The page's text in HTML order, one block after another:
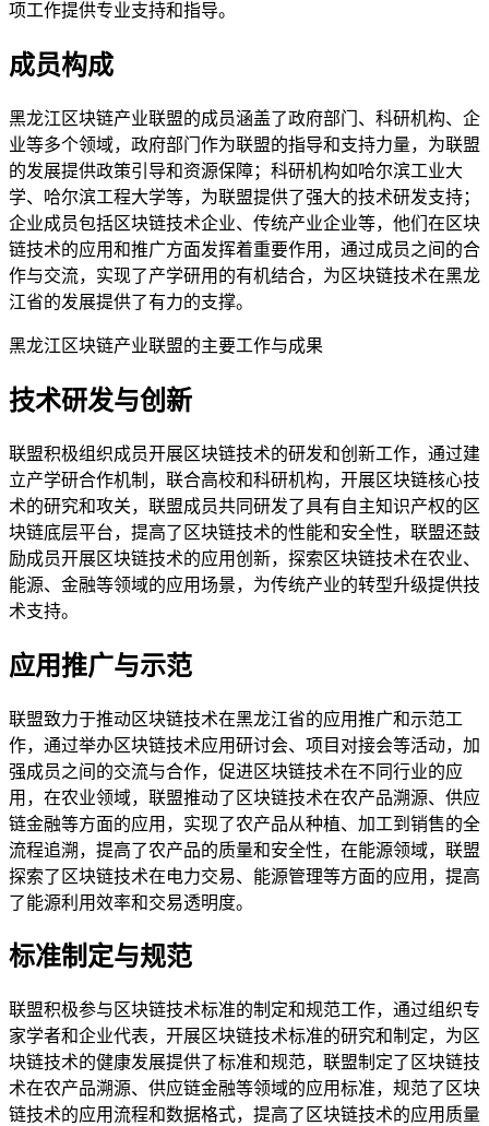
项工作提供专业支持和指导。
成员构成
黑龙江区块链产业联盟的成员涵盖了政府部门、科研机构、企
业等多个领域，政府部门作为联盟的指导和支持力量，为联盟
的发展提供政策引导和资源保障；科研机构如哈尔滨工业大
学、哈尔滨工程大学等，为联盟提供了强大的技术研发支持；
企业成员包括区块链技术企业、传统产业企业等，他们在区块
链技术的应用和推广方面发挥着重要作用，通过成员之间的合
作与交流，实现了产学研用的有机结合，为区块链技术在黑龙
江省的发展提供了有力的支撑。
黑龙江区块链产业联盟的主要工作与成果
技术研发与创新
联盟积极组织成员开展区块链技术的研发和创新工作，通过建
立产学研合作机制，联合高校和科研机构，开展区块链核心技
术的研究和攻关，联盟成员共同研发了具有自主知识产权的区
块链底层平台，提高了区块链技术的性能和安全性，联盟还鼓
励成员开展区块链技术的应用创新，探索区块链技术在农业、
能源、金融等领域的应用场景，为传统产业的转型升级提供技
术支持。
应用推广与示范
联盟致力于推动区块链技术在黑龙江省的应用推广和示范工
作，通过举办区块链技术应用研讨会、项目对接会等活动，加
强成员之间的交流与合作，促进区块链技术在不同行业的应
用，在农业领域，联盟推动了区块链技术在农产品溯源、供应
链金融等方面的应用，实现了农产品从种植、加工到销售的全
流程追溯，提高了农产品的质量和安全性，在能源领域，联盟
探索了区块链技术在电力交易、能源管理等方面的应用，提高
了能源利用效率和交易透明度。
标准制定与规范
联盟积极参与区块链技术标准的制定和规范工作，通过组织专
家学者和企业代表，开展区块链技术标准的研究和制定，为区
块链技术的健康发展提供了标准和规范，联盟制定了区块链技
术在农产品溯源、供应链金融等领域的应用标准，规范了区块
链技术的应用流程和数据格式，提高了区块链技术的应用质量